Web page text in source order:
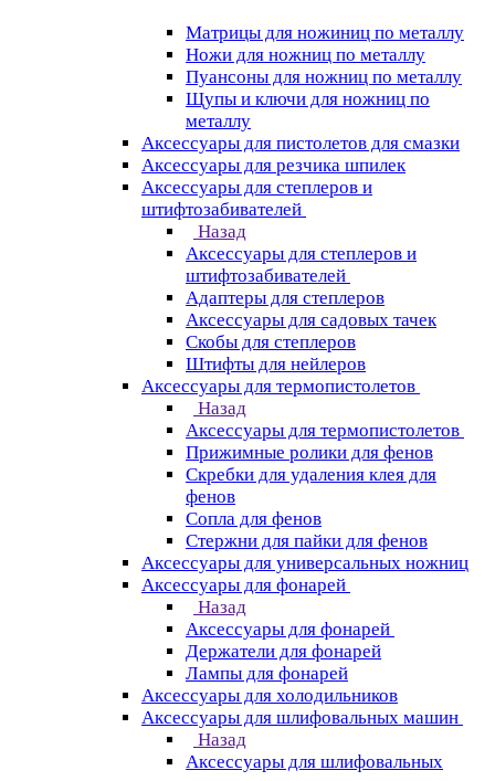
Матрицы для ножиниц по металлу
Ножи для ножниц по металлу
Пуансоны для ножниц по металлу
Щупы и ключи для ножниц по
металлу
Аксессуары для пистолетов для смазки
Аксессуары для резчика шпилек
Аксессуары для степлеров и
штифтозабивателей
Назад
Аксессуары для степлеров и
штифтозабивателей
Адаптеры для степлеров
Аксессуары для садовых тачек
Скобы для степлеров
Штифты для нейлеров
Аксессуары для термопистолетов
Назад
Аксессуары для термопистолетов
Прижимные ролики для фенов
Скребки для удаления клея для
фенов
Сопла для фенов
Стержни для пайки для фенов
Аксессуары для универсальных ножниц
Аксессуары для фонарей
Назад
Аксессуары для фонарей
Держатели для фонарей
Лампы для фонарей
Аксессуары для холодильников
Аксессуары для шлифовальных машин
Назад
Аксессуары для шлифовальных